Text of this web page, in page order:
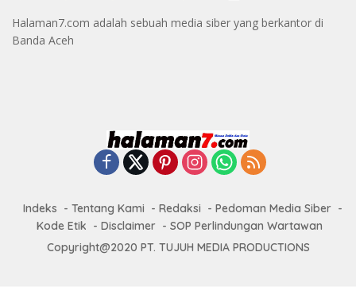
Halaman7.com adalah sebuah media siber yang berkantor di
Banda Aceh
Indeks Tentang Kami Redaksi
Pedoman Media Siber
Kode Etik
Disclaimer
SOP Perlindungan Wartawan
Copyright@2020 PT. TUJUH MEDIA PRODUCTIONS